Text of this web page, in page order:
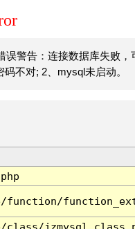
误警告：连接数据库失败，
码不对; 2、mysql未启动。
function/
class/